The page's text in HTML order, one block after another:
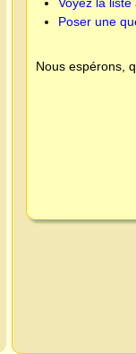
Poser une
Nous espérons,